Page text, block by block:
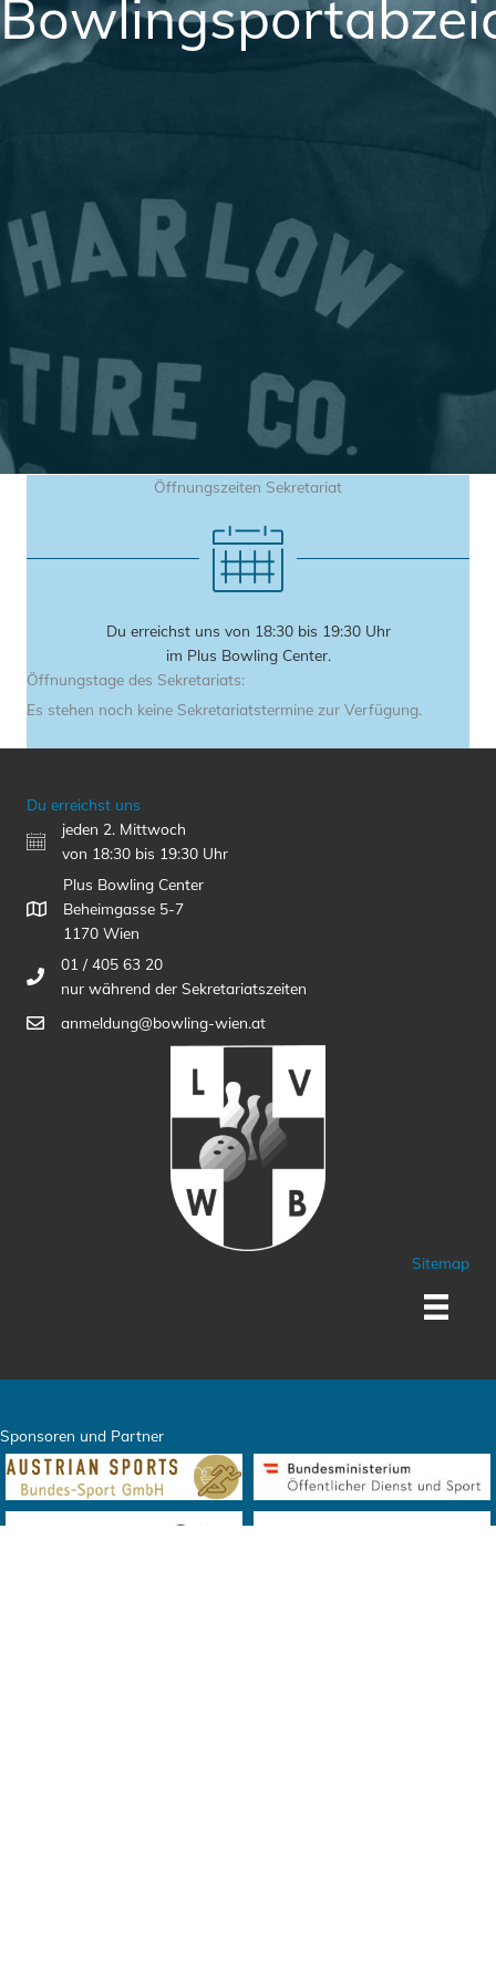
Öffnungszeiten Sekretariat
Du erreichst uns von 18:30 bis 19:30 Uhr
im Plus Bowling Center.
Öffnungstage des Sekretariats:
Es stehen noch keine Sekretariatstermine zur Verfügung.
Du erreichst uns
jeden 2. Mittwoch
von 18:30 bis 19:30 Uhr
Plus Bowling Center
Beheimgasse 5-7
1170 Wien
01 / 405 63 20
nur während der Sekretariatszeiten
anmeldung@bowling-wien.at
Sitemap
Sponsoren und Partner